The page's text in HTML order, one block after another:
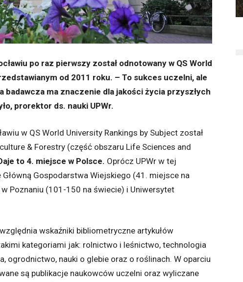
po raz pierwszy został odnotowany w QS World
od 2011 roku. – To sukces uczelni, ale
ma znaczenie dla jakości życia przyszłych
prorektor ds. nauki UPWr.
w QS World University Rankings by Subject został
& Forestry (część obszaru Life Sciences and
to 4. miejsce w Polsce. Oprócz UPWr w tej
Gospodarstwa Wiejskiego (41. miejsce na
Poznaniu (101-150 na świecie) i Uniwersytet
wskaźniki bibliometryczne artykułów
kategoriami jak: rolnictwo i leśnictwo, technologia
ogrodnictwo, nauki o glebie oraz o roślinach. W oparciu
są publikacje naukowców uczelni oraz wyliczane